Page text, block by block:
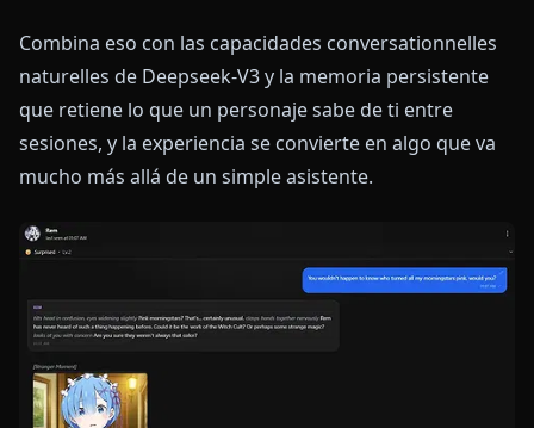
Combina eso con las capacidades conversationnelles
naturelles de Deepseek-V3 y la memoria persistente
que retiene lo que un personaje sabe de ti entre
sesiones, y la experiencia se convierte en algo que va
mucho más allá de un simple asistente.